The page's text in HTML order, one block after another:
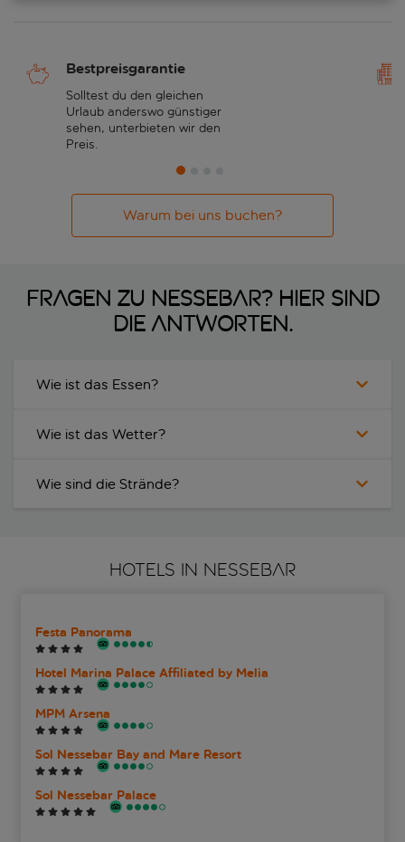
Bestpreisgarantie
Solltest du den gleichen
Urlaub anderswo günstiger
sehen, unterbieten wir den
Preis.
Warum bei uns buchen?
Fragen zu Nessebar? Hier sind
die Antworten.
Wie ist das Essen?
Wie ist das Wetter?
Wie sind die Strände?
HOTELS IN NESSEBAR
Festa Panorama
Hotel Marina Palace Affiliated by Melia
MPM Arsena
Sol Nessebar Bay and Mare Resort
Sol Nessebar Palace